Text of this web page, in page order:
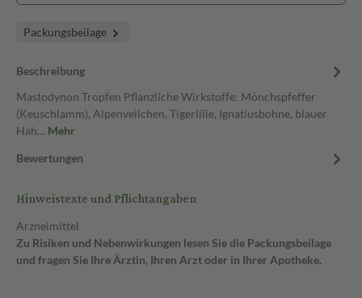
Packungsbeilage
Beschreibung
Mastodynon Tropfen Pflanzliche Wirkstoffe: Mönchspfeffer
(Keuschlamm), Alpenveilchen, Tigerlilie, Ignatiusbohne, blauer
Hah… Mehr
Bewertungen
Hinweistexte und Pflichtangaben
Arzneimittel
Zu Risiken und Nebenwirkungen lesen Sie die Packungsbeilage
und fragen Sie Ihre Ärztin, Ihren Arzt oder in Ihrer Apotheke.